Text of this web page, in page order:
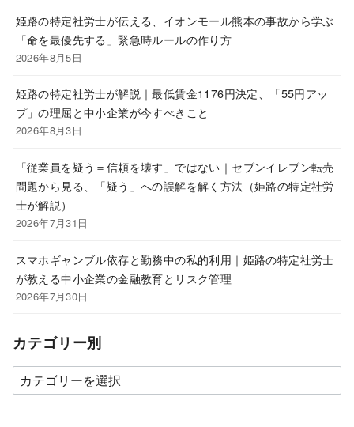
姫路の特定社労士が伝える、イオンモール熊本の事故から学ぶ
「命を最優先する」緊急時ルールの作り方
2026年8月5日
姫路の特定社労士が解説｜最低賃金1176円決定、「55円アッ
プ」の理屈と中小企業が今すべきこと
2026年8月3日
「従業員を疑う＝信頼を壊す」ではない｜セブンイレブン転売
問題から見る、「疑う」への誤解を解く方法（姫路の特定社労
士が解説）
2026年7月31日
スマホギャンブル依存と勤務中の私的利用｜姫路の特定社労士
が教える中小企業の金融教育とリスク管理
2026年7月30日
カテゴリー別
カ
テ